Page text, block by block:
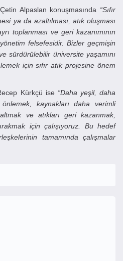
Alpaslan konuşmasında “Sıfır
ya da azaltılması, atık oluşması
toplanması ve geri kazanımının
felsefesidir. Bizler geçmişin
sürdürülebilir üniversite yaşamını
için sıfır atık projesine önem
Kürkçü ise “Daha yeşil, daha
kaynakları daha verimli
ve atıkları geri kazanmak,
için çalışıyoruz. Bu hedef
tamamında çalışmalar